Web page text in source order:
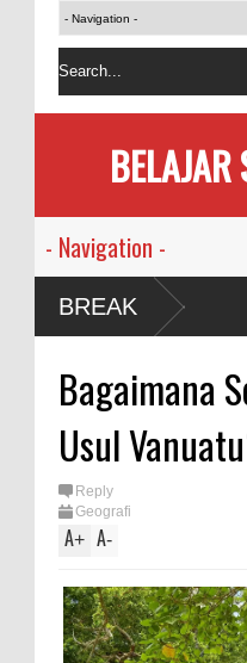
BREAK
Bagaimana
Usul
Reply
Geografi
A+ A-